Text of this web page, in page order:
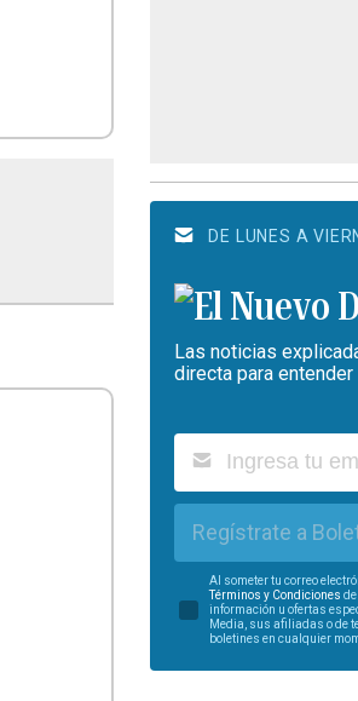
DE LUNES A
Las noticias
directa para
Regístrate a
Al someter tu correo
Términos y Condiciones
información u ofertas
Media, sus afiliadas o de
boletines en cualquier